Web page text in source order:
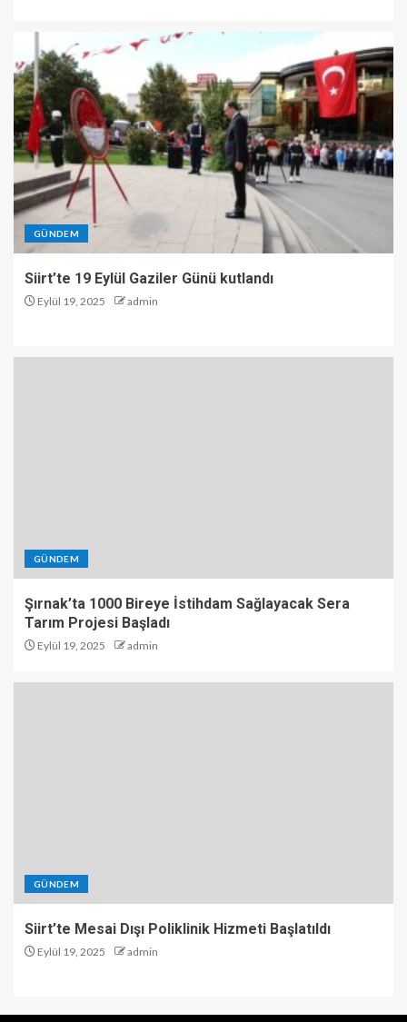
GÜNDEM
Siirt’te 19 Eylül Gaziler Günü kutlandı
Eylül 19, 2025 admin
GÜNDEM
Şırnak’ta 1000 Bireye İstihdam Sağlayacak Sera
Tarım Projesi Başladı
Eylül 19, 2025 admin
GÜNDEM
Siirt’te Mesai Dışı Poliklinik Hizmeti Başlatıldı
Eylül 19, 2025 admin